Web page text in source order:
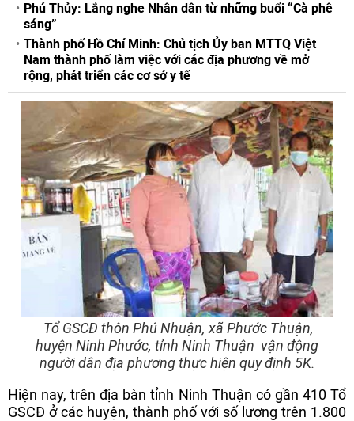
Phú Thủy: Lắng nghe Nhân dân từ những buổi “Cà phê
sáng”
Thành phố Hồ Chí Minh: Chủ tịch Ủy ban MTTQ Việt
Nam thành phố làm việc với các địa phương về mở
rộng, phát triển các cơ sở y tế
Tổ GSCĐ thôn Phú Nhuận, xã Phước Thuận,
huyện Ninh Phước, tỉnh Ninh Thuận vận động
người dân địa phương thực hiện quy định 5K.
Hiện nay, trên địa bàn tỉnh Ninh Thuận có gần 410 Tổ
GSCĐ ở các huyện, thành phố với số lượng trên 1.800